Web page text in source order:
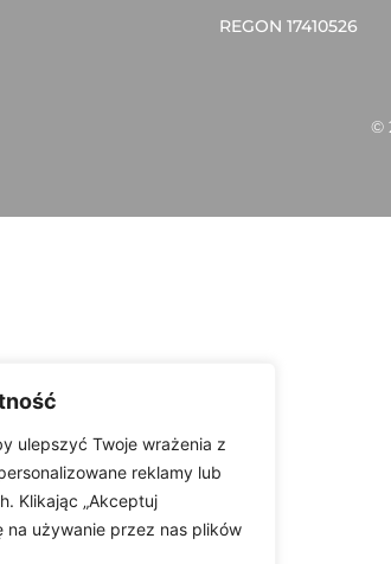
ulepszyć Twoje wrażenia z
reklamy lub
Klikając „Akceptuj
na używanie przez nas plików
REGON 17410526
©